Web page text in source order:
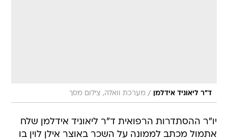
ד"ר ליאוניד אידלמן / מערכת וואלה, צילום מסך
יו"ר ההסתדרות הרפואית ד"ר ליאוניד אידלמן שלח
אתמול מכתב לממונה על השכר באוצר אילן לוין בו